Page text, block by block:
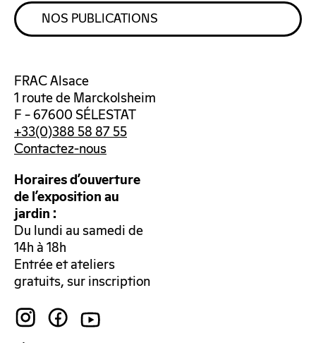
NOS PUBLICATIONS
FRAC Alsace
1 route de Marckolsheim
F – 67600 SÉLESTAT
+33(0)388 58 87 55
Contactez-nous
Horaires d’ouverture
de l’exposition au
jardin :
Du lundi au samedi de
14h à 18h
Entrée et ateliers
gratuits, sur inscription